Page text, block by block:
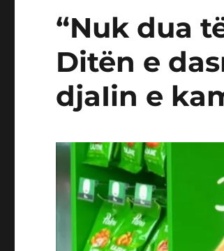
“Nuk dua
Ditën e
djaIin e